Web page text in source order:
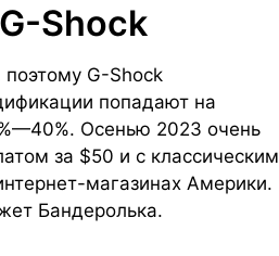
Shock
G-Shock
попадают на
Осенью 2023 очень
за $50 и с классическим
магазинах Америки.
Бандеролька.